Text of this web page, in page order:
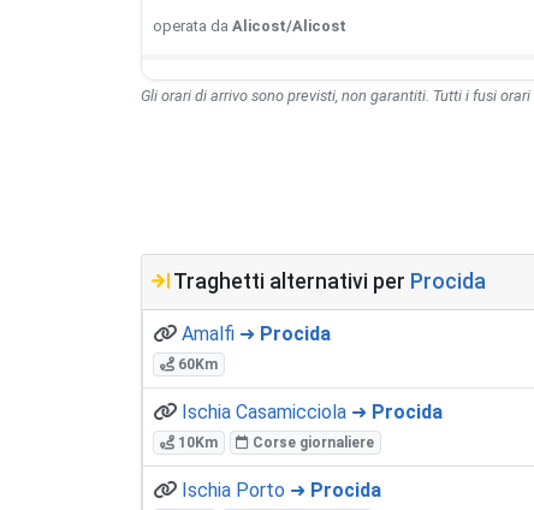
operata da Alicost/Alicost
Gli orari di arrivo sono previsti, non garantiti. Tutti i fusi
Traghetti alternativi per Procida
Amalfi ➜ Procida
60Km
Ischia Casamicciola ➜ Procida
10Km Corse giornaliere
Ischia Porto ➜ Procida